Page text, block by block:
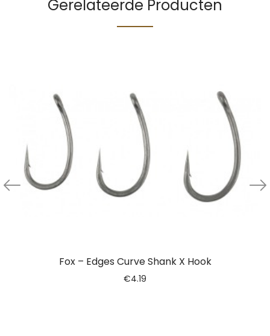
Gerelateerde Producten
Fox – Edges Curve Shank X Hook
€4.19